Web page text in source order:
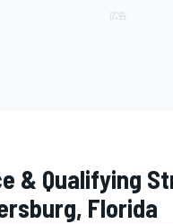
& Qualifying
Florida